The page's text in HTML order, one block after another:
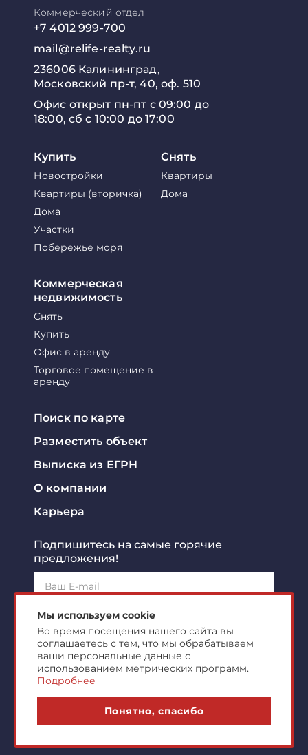
Коммерческий отдел
+7 4012 999-700
mail@relife-realty.ru
236006 Калининград,
Московский пр-т, 40, оф. 510
Офис открыт пн-пт с 09:00 до
18:00, сб с 10:00 до 17:00
Купить
Новостройки
Квартиры (вторичка)
Дома
Участки
Побережье моря
Снять
Квартиры
Дома
Коммерческая
недвижимость
Снять
Купить
Офис в аренду
Торговое помещение в
аренду
Поиск по карте
Разместить объект
Выписка из ЕГРН
О компании
Карьера
Недвижимости"
Подпишитесь на самые горячие
предложения!
Подписаться!
Я ознакомлен сполитикой конфиденциальности
согласен наобработку персональных данных
Мы используем cookie
Во время посещения нашего сайта вы
соглашаетесь с тем, что мы обрабатываем
ваши персональные данные с
использованием метрических программ.
Подробнее
Понятно, спасибо